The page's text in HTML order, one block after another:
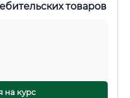
товаров
на курс